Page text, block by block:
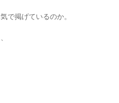
で掲げているのか。